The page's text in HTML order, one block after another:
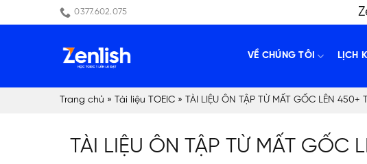
to
0377.602.075
VỀ CHÚNG TÔI LỊCH
Trang chủ » Tài liệu TOEIC » TÀI LIỆU ÔN TẬP TỪ MẤT GỐC LÊN 450+
TÀI LIỆU ÔN TẬP TỪ MẤT GỐC